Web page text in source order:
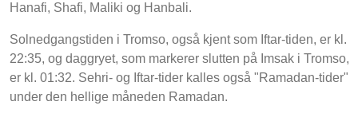
Hanafi, Shafi, Maliki og Hanbali.
Solnedgangstiden i Tromso, også kjent som Iftar-tiden, er kl.
22:35, og daggryet, som markerer slutten på Imsak i Tromso,
er kl. 01:32. Sehri- og Iftar-tider kalles også "Ramadan-tider"
under den hellige måneden Ramadan.